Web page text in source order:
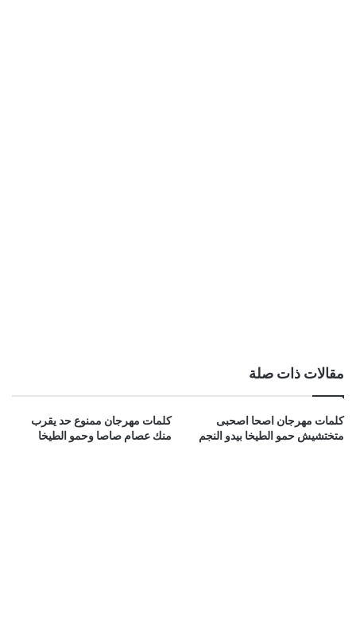
مقالات ذات صلة
كلمات مهرجان اصحا اصحبى
متختشيش حمو الطيخا بيدو النجم
كلمات مهرجان ممنوع حد يقرب
منك عصام صاصا وحمو الطيخا